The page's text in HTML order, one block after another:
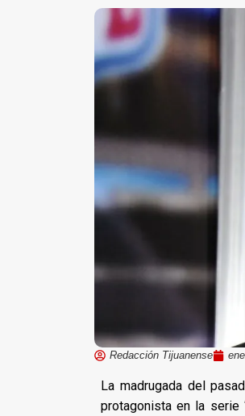
Redacción Tijuanense
La madrugada del
protagonista en la serie